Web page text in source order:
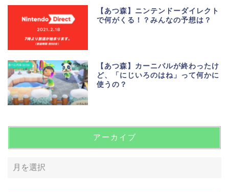
【あつ森】ニンテンドーダイレクト
で何がくる！？みんなの予想は？
【あつ森】カーニバルが終わったけ
ど、「にじいろのはね」って何かに
使うの？
アーカイブ